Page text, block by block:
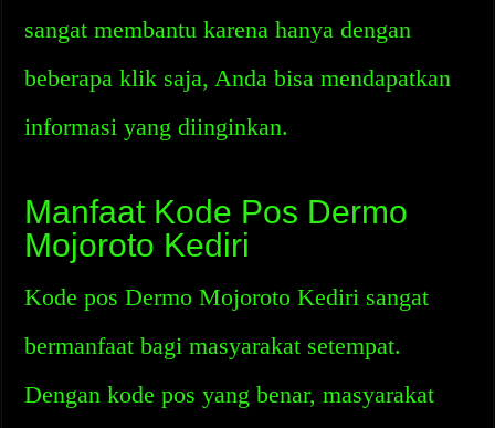
sangat membantu karena hanya dengan
beberapa klik saja, Anda bisa mendapatkan
informasi yang diinginkan.
Manfaat Kode Pos Dermo
Mojoroto Kediri
Kode pos Dermo Mojoroto Kediri sangat
bermanfaat bagi masyarakat setempat.
Dengan kode pos yang benar, masyarakat